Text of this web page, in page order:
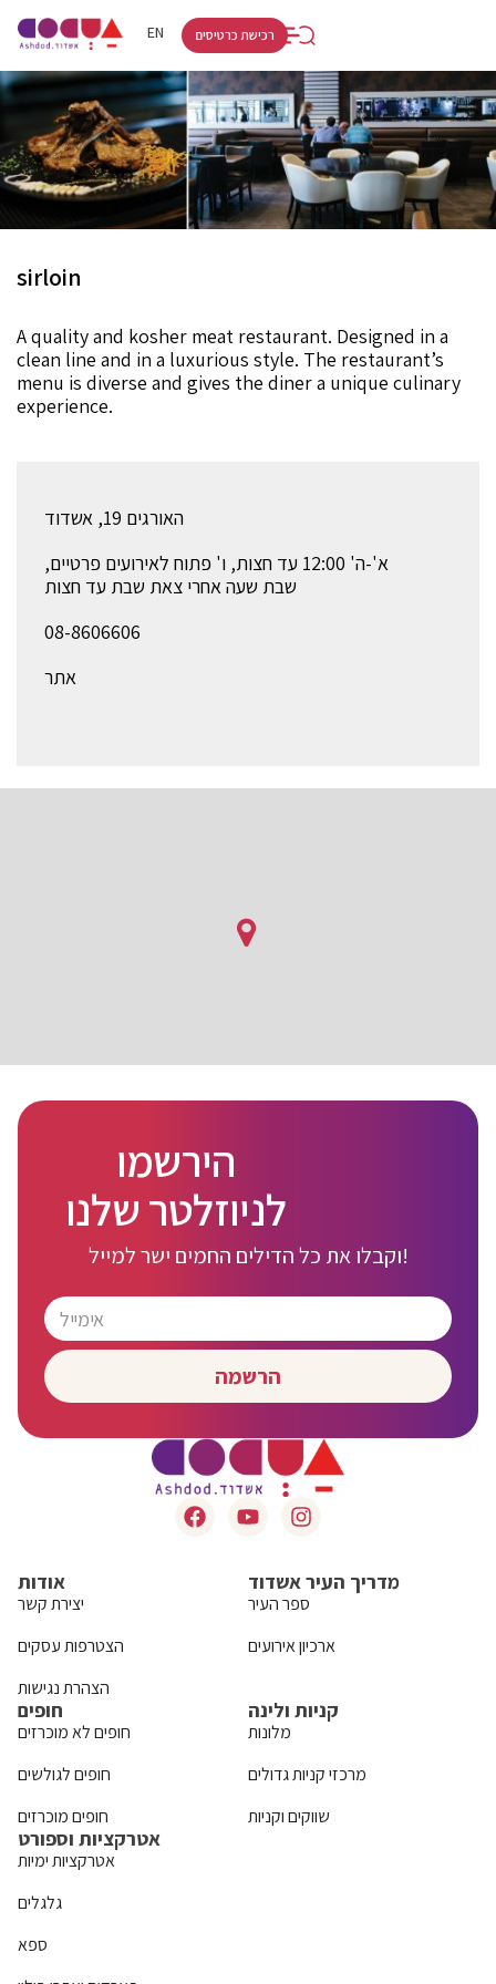
EN
HE
רכישת כרטיסים
sirloin
A quality and kosher meat restaurant. Designed in a
clean line and in a luxurious style. The restaurant’s
menu is diverse and gives the diner a unique culinary
experience.
האורגים 19, אשדוד
א'-ה' 12:00 עד חצות, ו' פתוח לאירועים פרטיים,
שבת שעה אחרי צאת שבת עד חצות
08-8606606
אתר
הירשמו
לניוזלטר שלנו
וקבלו את כל הדילים החמים ישר למייל!
הרשמה
אודות
יצירת קשר
הצטרפות עסקים
הצהרת נגישות
מדריך העיר אשדוד
ספר העיר
ארכיון אירועים
חופים
חופים לא מוכרזים
חופים לגולשים
חופים מוכרזים
קניות ולינה
מלונות
מרכזי קניות גדולים
שווקים וקניות
אטרקציות וספורט
אטרקציות ימיות
גלגלים
ספא